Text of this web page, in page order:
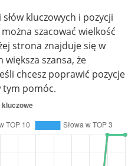
kluczowych i pozycji
szacować wielkość
strona znajduje się w
szansa, że
chcesz poprawić pozycje
tym pomóc.